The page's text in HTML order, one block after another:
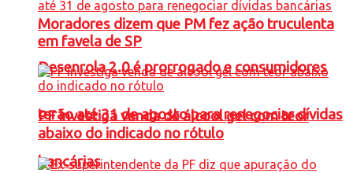
Desenrola 2.0 é prorrogado e consumidores
terão até 31 de agosto para renegociar dívidas
bancárias
Moradores dizem que PM fez ação truculenta
em favela de SP
PF investiga venda de álcool gel com teor
abaixo do indicado no rótulo